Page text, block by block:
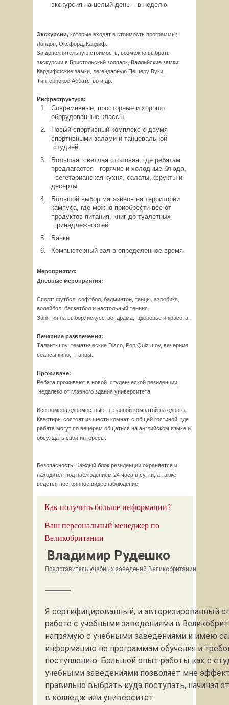
экскурсия на целый день – в неделю
Экскурсии, которые входят в стоимость программы:
Лондон, Оксфорд, Кардиф.
За дополнительную стоимость, возможно выбрать
экскурсии в Бристольский зоопарк, Валлийские замки,
Кардиффские замки, легендарную Пещеру Вуки,
Тинтернское Аббатство и др.
Инфраструктура:
Современные, просторные и хорошо
оборудованные классы.
Новый спортивный комплекс с двумя
спортивными залами и танцевальной
студией.
Большая светлая столовая, где ребятам
предлагается горячие и холодные блюда,
вегетарианская кухня, салаты, фрукты и
десерты.
Большой выбор магазинов на территории
кампуса, где можно приобрести все от
продуктов питания, книг до туалетных
принадлежностей.
Банки
Компьютерный зал в определенное время.
Мероприятия:
Дневные мероприятия:
Спорт: футбол, софтбол, бадминтон, танцы, аэробика,
волейбол, баскетбол и настольный теннис.
Занятия на выбор: искусство, драма, здоровье и красота.
Вечерние развлечения:
Талант-шоу, тематические Disco, Pop Quiz шоу, вечерние
сеансы кино, танцы.
Проживане:
Ребята проживают в новой студенческой резиденции,
недалеко от главного здания университета.
Все номера одноместные, с ванной комнатой на одного.
Квартиры состоят из шести комнат, с общей гостиной, где
ребята могут по вечерам общаться на английском языке и
обсуждать свои интересы.
Безопасность: Каждый блок резиденции охраняется и
находится под наблюдением 24 часа в сутки, а также
ведется постоянное видеонаблюдение.
Как получить больше информации?
Ваш персональный менеджер по
Великобритании
Владимир Рудешко
Представитель учебных заведений Великобритании.
Я сертифицированный, и авторизированный
работе с учебными заведениями в
напрямую с учебными заведениями и имею
информацию по программам обучения и
поступлению. Большой опыт работы как с
учебными заведениями позволяет мне
правильно выбрать куда поступать, начиная
в колледж или университет.